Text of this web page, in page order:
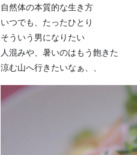
自然体の本質的な生き方
いつでも、たったひとり
そういう男になりたい
人混みや、暑いのはもう飽きた
涼む山へ行きたいなぁ、、